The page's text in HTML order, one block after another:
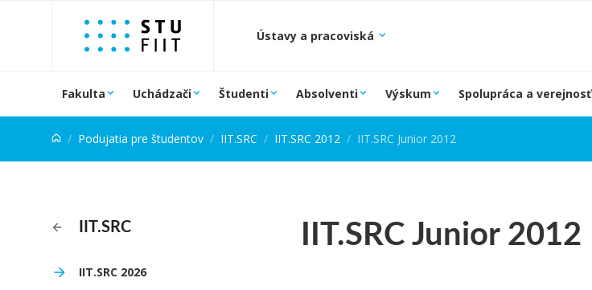
Prejsť na obsah
Ústavy a pracoviská
Fakulta Uchádzači Študenti Absolventi Výskum Spolupráca a verejnosť
Podujatia pre študentov IIT.SRC IIT.SRC 2012 IIT.SRC Junior 2012
IIT.SRC
IIT.SRC 2026
IIT.SRC Junior 2012